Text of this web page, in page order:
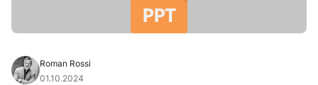
Roman Rossi
01.10.2024